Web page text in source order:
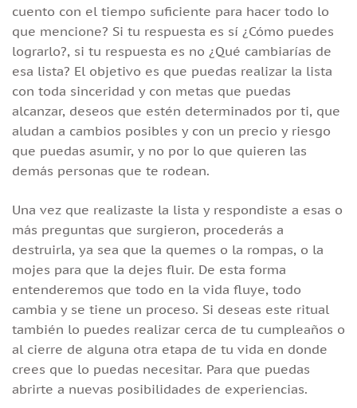
cuento con el tiempo suficiente para hacer todo lo
que mencione? Si tu respuesta es sí ¿Cómo puedes
lograrlo?, si tu respuesta es no ¿Qué cambiarías de
esa lista? El objetivo es que puedas realizar la lista
con toda sinceridad y con metas que puedas
alcanzar, deseos que estén determinados por ti, que
aludan a cambios posibles y con un precio y riesgo
que puedas asumir, y no por lo que quieren las
demás personas que te rodean.
Una vez que realizaste la lista y respondiste a esas o
más preguntas que surgieron, procederás a
destruirla, ya sea que la quemes o la rompas, o la
mojes para que la dejes fluir. De esta forma
entenderemos que todo en la vida fluye, todo
cambia y se tiene un proceso. Si deseas este ritual
también lo puedes realizar cerca de tu cumpleaños o
al cierre de alguna otra etapa de tu vida en donde
crees que lo puedas necesitar. Para que puedas
abrirte a nuevas posibilidades de experiencias.